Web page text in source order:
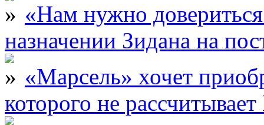
«Нам нужно
назначении Зидана на
«Марсель» хочет
которого не